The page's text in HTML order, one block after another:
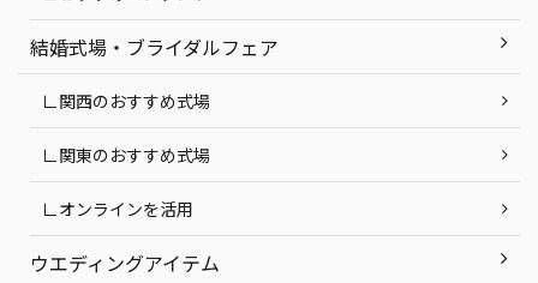
結婚式場・ブライダルフェア
∟関西のおすすめ式場
∟関東のおすすめ式場
∟オンラインを活用
ウエディングアイテム